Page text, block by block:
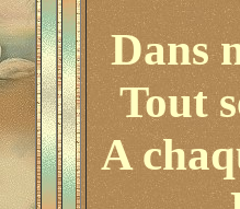
Dans
Tout
A